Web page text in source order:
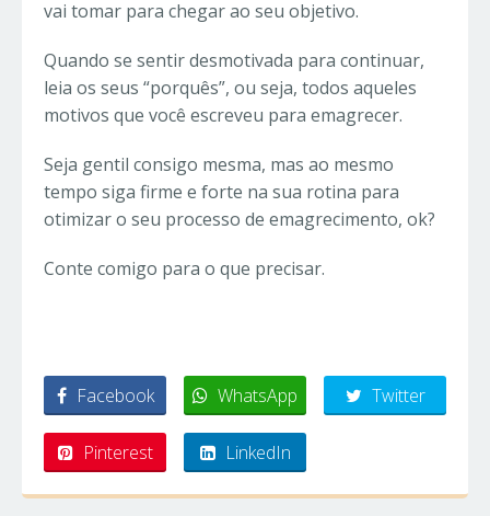
vai tomar para chegar ao seu objetivo.
Quando se sentir desmotivada para continuar,
leia os seus “porquês”, ou seja, todos aqueles
motivos que você escreveu para emagrecer.
Seja gentil consigo mesma, mas ao mesmo
tempo siga firme e forte na sua rotina para
otimizar o seu processo de emagrecimento, ok?
Conte comigo para o que precisar.
Facebook WhatsApp Twitter
Pinterest LinkedIn